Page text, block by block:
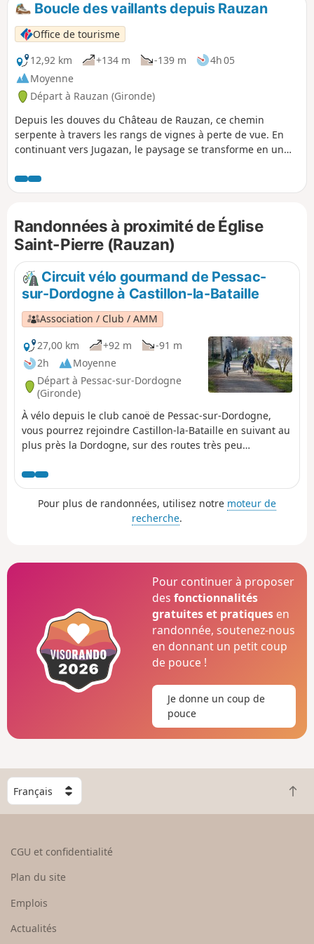
p
Boucle des vaillants depuis Rauzan
Office de tourisme
12,92 km
+134 m -139 m
4h 05
Moyenne
Départ à Rauzan (Gironde)
Depuis les douves du Château de Rauzan, ce chemin
serpente à travers les rangs de vignes à perte de vue. En
continuant vers Jugazan, le paysage se transforme en un
vallée de l’Engranne.
Randonnées à proximité de Église
Saint-Pierre (Rauzan)
Circuit vélo gourmand de Pessac-
sur-Dordogne à Castillon-la-Bataille
Association / Club / AMM
27,00 km
+92 m
-91 m
2h
Moyenne
Départ à Pessac-sur-Dordogne
(Gironde)
À vélo depuis le club canoë de Pessac-sur-Dordogne,
vous pourrez rejoindre Castillon-la-Bataille en suivant au
plus près la Dordogne, sur des routes très peu
rive gauche, avec pour les sportifs une petite côte à
grimper sur le dernier kilomètre pour rejoindre Pessac-
sur-Dordogne
Pour plus de randonnées, utilisez notre moteur de
recherche.
Pour continuer à proposer
desfonctionnalités
gratuites et pratiques en
randonnée, soutenez-nous
en donnant un petit coup
de pouce !
Je donne un coup de
pouce
C
h
o
e
u
R
e
CGU et confidentialité
Plan du site
Emplois
Actualités